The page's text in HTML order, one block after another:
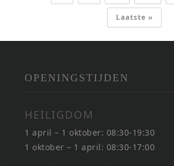
Laatste »
OPENINGSTIJDEN
HEILIGDOM
1 april – 1 oktober: 08:30-19:30
1 oktober – 1 april: 08:30-17:00